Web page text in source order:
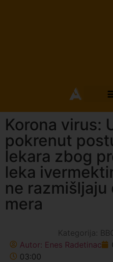
Korona virus:
pokrenut
lekara zbog
leka
ne razmišljaju
mera
Kategorija:
Autor: Enes Radetinac
03:00